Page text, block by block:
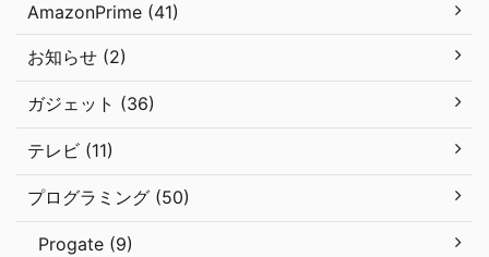
AmazonPrime (41)
お知らせ (2)
ガジェット (36)
テレビ (11)
プログラミング (50)
Progate (9)